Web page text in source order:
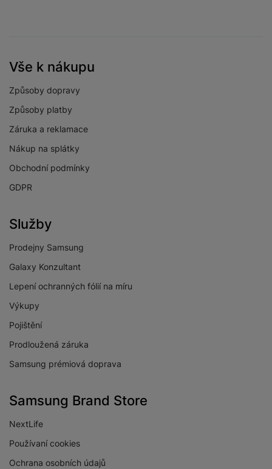
Vše k nákupu
Způsoby dopravy
Způsoby platby
Záruka a reklamace
Nákup na splátky
Obchodní podmínky
GDPR
Služby
Prodejny Samsung
Galaxy Konzultant
Lepení ochranných fólií na míru
Výkupy
Pojištění
Prodloužená záruka
Samsung prémiová doprava
Samsung Brand Store
NextLife
Používaní cookies
Ochrana osobních údajů